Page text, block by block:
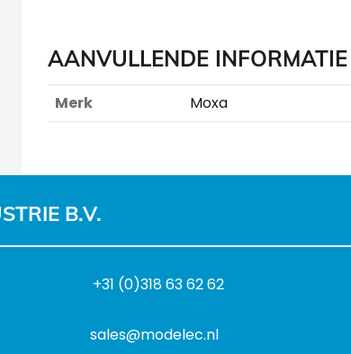
AANVULLENDE INFORMATIE
Merk Moxa
B.V.
+31 (0)318 63 62 62
sales@modelec.nl